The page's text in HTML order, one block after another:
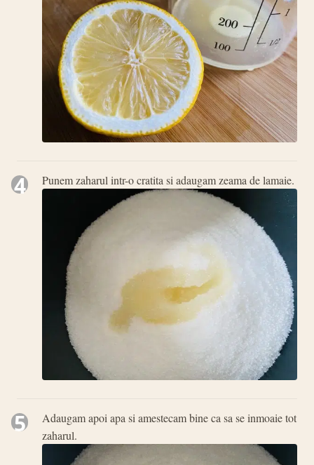
4 Punem zaharul intr-o cratita si adaugam zeama de lamaie.
5
Adaugam apoi apa si amestecam bine ca sa se inmoaie tot
zaharul.